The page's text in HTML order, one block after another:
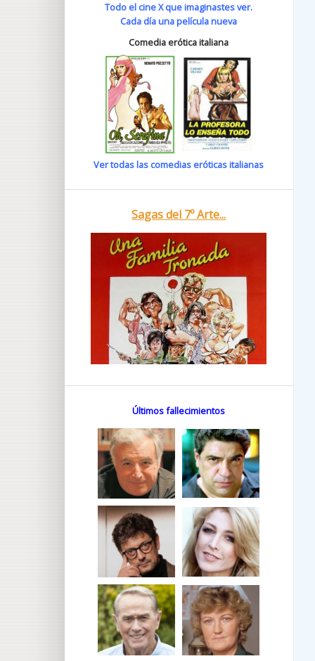
Todo el cine X que imaginastes ver.
Cada día una película nueva
Comedia erótica italiana
Ver todas las comedias eróticas italianas
Sagas del 7º Arte...
Últimos fallecimientos